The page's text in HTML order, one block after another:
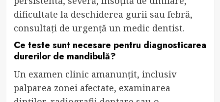
dificultate la deschiderea gurii sau febră,
consultați de urgență un medic dentist.
Ce teste sunt necesare pentru diagnosticarea
durerilor de mandibulă?
Un examen clinic amanunțit, inclusiv
palparea zonei afectate, examinarea